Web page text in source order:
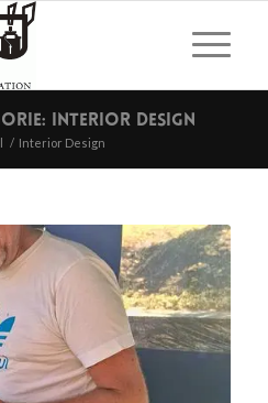
Interior Design
/ Interior Design